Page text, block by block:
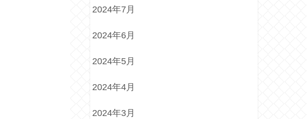
2024年7月
2024年6月
2024年5月
2024年4月
2024年3月